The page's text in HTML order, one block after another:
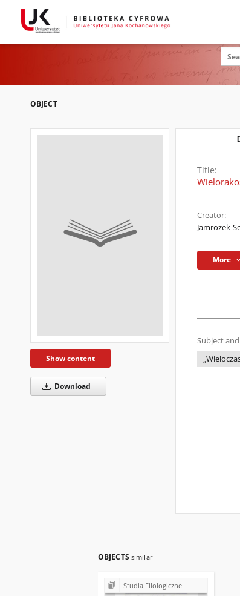
OBJECT
Show content
Download
Title:
Creator:
Jamrozek-
More
Subject
OBJECTS similar
Studia Filologiczne